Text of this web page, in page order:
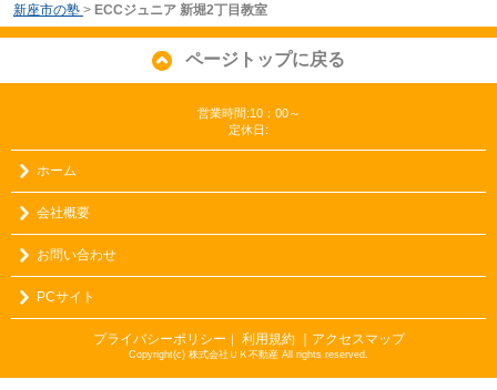
新座市の塾 > ECCジュニア 新堀2丁目教室
ページトップに戻る
営業時間:10：00～
定休日:
ホーム
会社概要
お問い合わせ
PCサイト
プライバシーポリシー ｜ 利用規約 ｜アクセスマップ
Copyright(c) 株式会社ＵＫ不動産 All rights reserved.